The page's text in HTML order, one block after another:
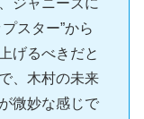
スター”から
げるべきだと
、木村の未来
微妙な感じで